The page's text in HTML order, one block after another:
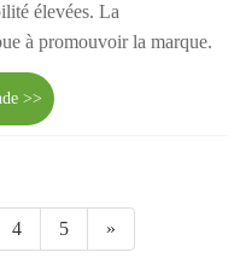
élevées. La
à promouvoir la marque.
>>
4 5 »